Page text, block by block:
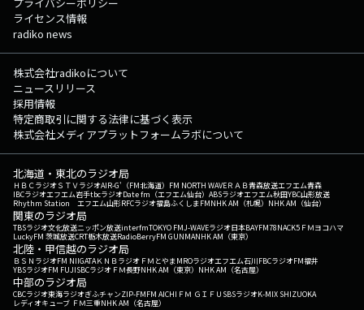
ライセンス情報
radiko news
株式会社radikoについて
ニュースリリース
採用情報
特定商取引に関する法律に基づく表示
株式会社メディアプラットフォームラボについて
北海道・東北のラジオ局
ＨＢＣラジオＳＴＶラジオAIR-G'（FM北海道） FM NORTH WAVEＲＡＢ青森放送エフエム青森
IBCラジオエフエム岩手tbcラジオDate fm（エフエム仙台） ABSラジオエフエム秋田YBC山形放送
Rhythm Station エフエム山形RFCラジオ福島ふくしまFMNHK AM（札幌） NHK AM（仙台）
関東のラジオ局
TBSラジオ文化放送ニッポン放送interfmTOKYO FMJ-WAVEラジオ日本BAYFM78NACK5 ＦＭヨコハマ
LuckyFM 茨城放送CRT栃木放送RadioBerryFM GUNMANHK AM（東京）
北陸・甲信越のラジオ局
ＢＳＮラジオFM NIIGATAＫＮＢラジオ ＦＭとやまMROラジオエフエム石川FBCラジオFM福井
YBSラジオFM FUJISBCラジオ ＦＭ長野NHK AM（東京） NHK AM（名古屋）
中部のラジオ局
CBCラジオ東海ラジオぎふチャンZIP-FMFM AICHI ＦＭ ＧＩＦＵ SBSラジオK-MIX SHIZUOKA
レディオキューブ ＦＭ三重NHK AM（名古屋）